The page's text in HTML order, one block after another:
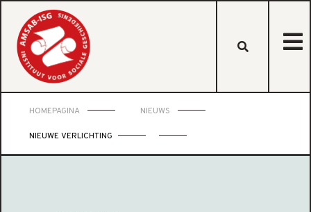
HOMEPAGINA NIEUWS
NIEUWE VERLICHTING